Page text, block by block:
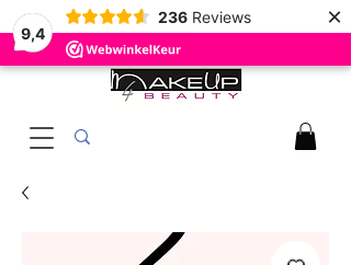
9,4
236 Reviews ×